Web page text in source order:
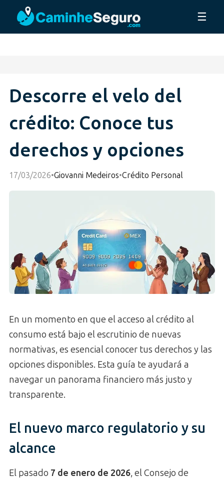
☰
Descorre el velo del
crédito: Conoce tus
derechos y opciones
17/03/2026•Giovanni Medeiros•Crédito Personal
En un momento en que el acceso al crédito al
consumo está bajo el escrutinio de nuevas
normativas, es esencial conocer tus derechos y las
opciones disponibles. Esta guía te ayudará a
navegar un panorama financiero más justo y
transparente.
El nuevo marco regulatorio y su
alcance
El pasado 7 de enero de 2026, el Consejo de